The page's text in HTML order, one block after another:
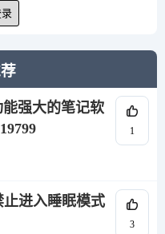
强大的笔记软
1
止进入睡眠模式
3